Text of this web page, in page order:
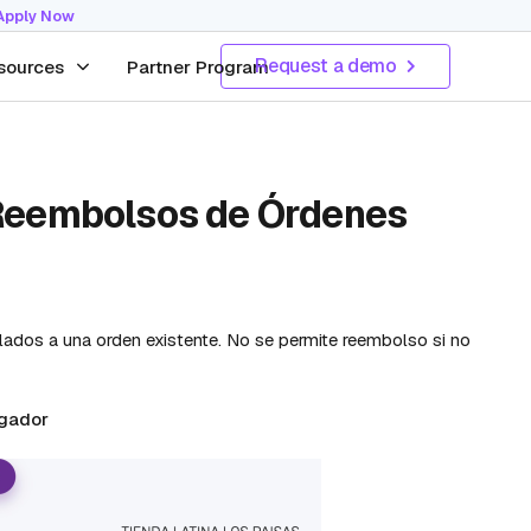
Now
Partner ProgramRequest a demo
de Órdenes
a una orden existente. No se permite reembolso si no